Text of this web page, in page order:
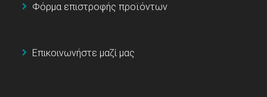
Φόρμα επιστροφής προϊόντων
Επικοινωνήστε μαζί μας